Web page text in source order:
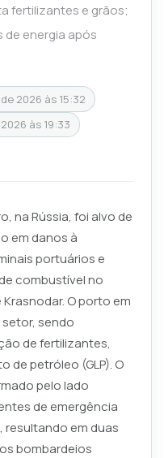
fertilizantes e grãos;
energia após
2026 às 15:32
às 19:33
na Rússia, foi alvo de
em danos à
portuários e
combustível no
O porto em
sendo
de fertilizantes,
de petróleo (GLP). O
pelo lado
de emergência
em duas
bombardeios